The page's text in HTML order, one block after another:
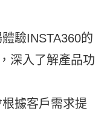
驗INSTA360的
深入了解產品功
根據客戶需求提